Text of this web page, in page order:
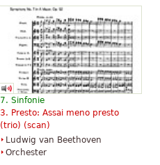
7. Sinfonie
3. Presto: Assai meno presto
(trio) (scan)
Ludwig van Beethoven
Orchester